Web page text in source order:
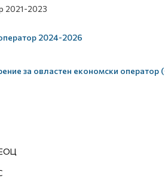
2021-2023
2024-2026
за овластен економски